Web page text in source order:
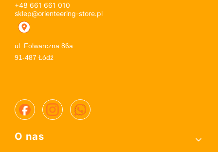
+48 661 661 010
sklep@orienteering-store.pl
ul. Folwarczna 86a
91-487 Łódź
Linki w stopce
O nas